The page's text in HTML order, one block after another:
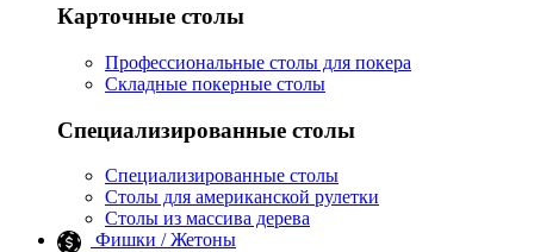
Карточные столы
Профессиональные столы для покера
Складные покерные столы
Специализированные столы
Специализированные столы
Столы для американской рулетки
Столы из массива дерева
Фишки / Жетоны